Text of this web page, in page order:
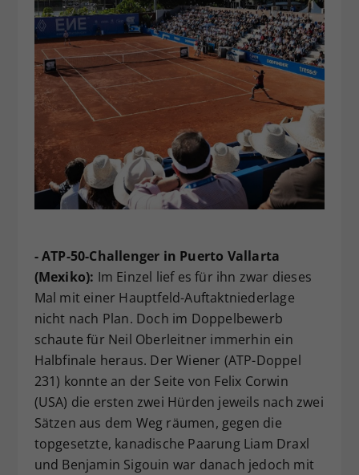
- ATP-50-Challenger in Puerto Vallarta
(Mexiko): Im Einzel lief es für ihn zwar dieses
Mal mit einer Hauptfeld-Auftaktniederlage
nicht nach Plan. Doch im Doppelbewerb
schaute für Neil Oberleitner immerhin ein
Halbfinale heraus. Der Wiener (ATP-Doppel
231) konnte an der Seite von Felix Corwin
(USA) die ersten zwei Hürden jeweils nach zwei
Sätzen aus dem Weg räumen, gegen die
topgesetzte, kanadische Paarung Liam Draxl
und Benjamin Sigouin war danach jedoch mit